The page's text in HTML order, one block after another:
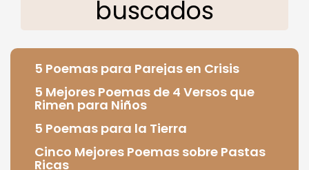
buscados
5 Poemas para Parejas en Crisis
5 Mejores Poemas de 4 Versos que
Rimen para Niños
5 Poemas para la Tierra
Cinco Mejores Poemas sobre Pastas
Ricas